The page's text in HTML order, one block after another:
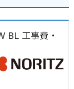
BL 工事費・